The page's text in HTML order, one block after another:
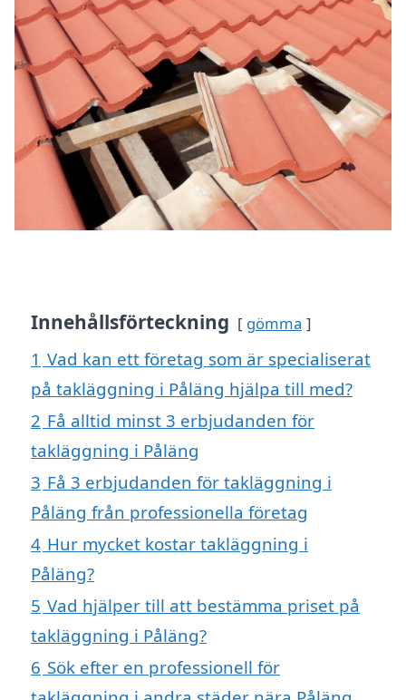
Innehållsförteckning gömma
1 Vad kan ett företag som är specialiserat
på takläggning i Påläng hjälpa till med?
2 Få alltid minst 3 erbjudanden för
takläggning i Påläng
3 Få 3 erbjudanden för takläggning i
Påläng från professionella företag
4 Hur mycket kostar takläggning i
Påläng?
5 Vad hjälper till att bestämma priset på
takläggning i Påläng?
6 Sök efter en professionell för